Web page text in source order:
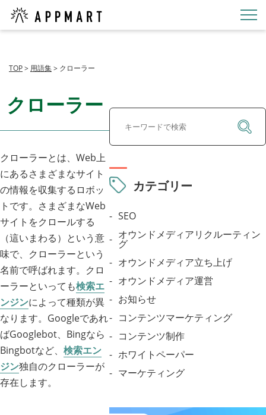
TOP> 用語集> クローラー
クローラー
クローラーとは、Web上
にあるさまざまなサイト
の情報を収集するロボッ
トです。さまざまなWeb
サイトをクロールする
（這いまわる）という意
味で、クローラーという
名前で呼ばれます。クロ
ーラーといっても検索エ
ンジンによって種類が異
なります。Googleであれ
ばGooglebot、Bingなら
Bingbotなど、 検索エン
ジン独自のクローラーが
存在します。
カテゴリー
SEO
オウンドメディアリクルーティン
グ
オウンドメディア立ち上げ
オウンドメディア運営
お知らせ
コンテンツマーケティング
コンテンツ制作
ホワイトペーパー
マーケティング